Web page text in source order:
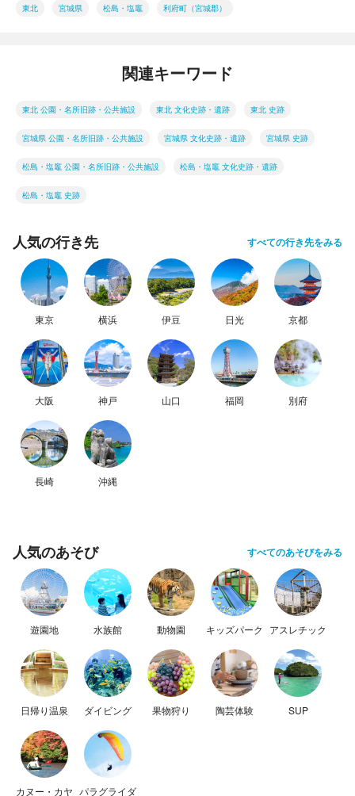
東北 宮城県 松島・塩竈 利府町（宮城郡）
関連キーワード
東北 公園・名所旧跡・公共施設 東北 文化史跡・遺跡 東北 史跡
宮城県 公園・名所旧跡・公共施設 宮城県 文化史跡・遺跡 宮城県 史跡
松島・塩竈 公園・名所旧跡・公共施設 松島・塩竈 文化史跡・遺跡
松島・塩竈 史跡
人気の行き先 すべての行き先をみる
東京 横浜 伊豆 日光 京都
大阪 神戸 山口 福岡 別府
長崎 沖縄
人気のあそび すべてのあそびをみる
遊園地 水族館 動物園 キッズパーク アスレチック
日帰り温泉 ダイビング 果物狩り 陶芸体験 SUP
カヌー・カヤ パラグライダ